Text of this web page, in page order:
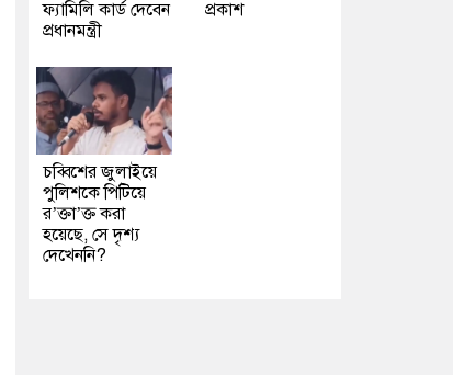
ফ্যামিলি কার্ড দেবেন
প্রধানমন্ত্রী
প্রকাশ
চব্বিশের জুলাইয়ে
পুলিশকে পিটিয়ে
র’ক্তা’ক্ত করা
হয়েছে, সে দৃশ্য
দেখেননি?